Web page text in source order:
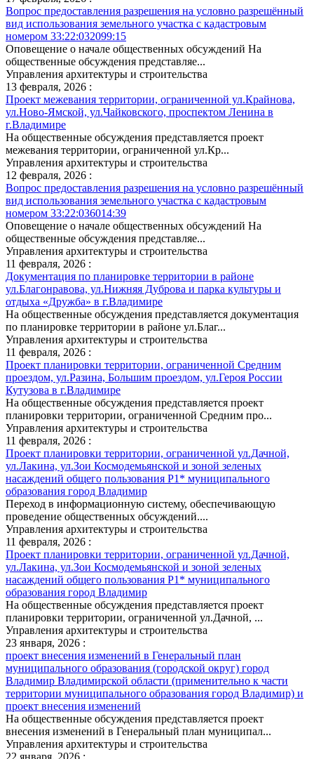
Вопрос предоставления разрешения на условно разрешённый
вид использования земельного участка с кадастровым
номером 33:22:032099:15
Оповещение о начале общественных обсуждений На
общественные обсуждения представляе...
Управления архитектуры и строительства
13 февраля, 2026 :
Проект межевания территории, ограниченной ул.Крайнова,
ул.Ново-Ямской, ул.Чайковского, проспектом Ленина в
г.Владимире
На общественные обсуждения представляется проект
межевания территории, ограниченной ул.Кр...
Управления архитектуры и строительства
12 февраля, 2026 :
Вопрос предоставления разрешения на условно разрешённый
вид использования земельного участка с кадастровым
номером 33:22:036014:39
Оповещение о начале общественных обсуждений На
общественные обсуждения представляе...
Управления архитектуры и строительства
11 февраля, 2026 :
Документация по планировке территории в районе
ул.Благонравова, ул.Нижняя Дуброва и парка культуры и
отдыха «Дружба» в г.Владимире
На общественные обсуждения представляется документация
по планировке территории в районе ул.Благ...
Управления архитектуры и строительства
11 февраля, 2026 :
Проект планировки территории, ограниченной Средним
проездом, ул.Разина, Большим проездом, ул.Героя России
Кутузова в г.Владимире
На общественные обсуждения представляется проект
планировки территории, ограниченной Средним про...
Управления архитектуры и строительства
11 февраля, 2026 :
Проект планировки территории, ограниченной ул.Дачной,
ул.Лакина, ул.Зои Космодемьянской и зоной зеленых
насаждений общего пользования Р1* муниципального
образования город Владимир
Переход в информационную систему, обеспечивающую
проведение общественных обсуждений....
Управления архитектуры и строительства
11 февраля, 2026 :
Проект планировки территории, ограниченной ул.Дачной,
ул.Лакина, ул.Зои Космодемьянской и зоной зеленых
насаждений общего пользования Р1* муниципального
образования город Владимир
На общественные обсуждения представляется проект
планировки территории, ограниченной ул.Дачной, ...
Управления архитектуры и строительства
23 января, 2026 :
проект внесения изменений в Генеральный план
муниципального образования (городской округ) город
Владимир Владимирской области (применительно к части
территории муниципального образования город Владимир) и
проект внесения изменений
На общественные обсуждения представляется проект
внесения изменений в Генеральный план муниципал...
Управления архитектуры и строительства
22 января, 2026 :